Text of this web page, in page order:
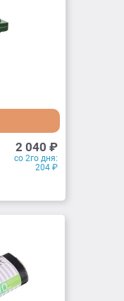
2 040 ₽
со 2го дня:
204 ₽